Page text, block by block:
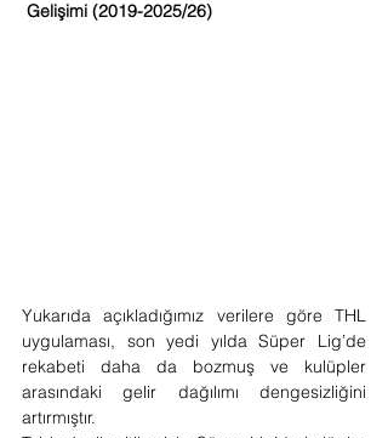
Gelişimi (2019-2025/26)
Yukarıda açıkladığımız verilere göre THL
uygulaması, son yedi yılda Süper Lig’de
rekabeti daha da bozmuş ve kulüpler
arasındaki gelir dağılımı dengesizliğini
artırmıştır.